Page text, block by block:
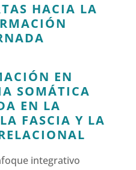
HACIA LA
EN
SOMÁTICA
EN LA
FASCIA Y LA
integrativo